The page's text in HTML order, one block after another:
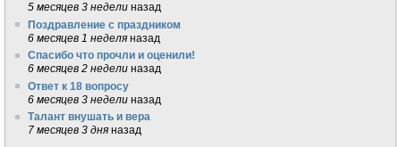
5 месяцев 3 недели назад
Поздравление с праздником
6 месяцев 1 неделя назад
Спасибо что прочли и оценили!
6 месяцев 2 недели назад
Ответ к 18 вопросу
6 месяцев 3 недели назад
Талант внушать и вера
7 месяцев 3 дня назад